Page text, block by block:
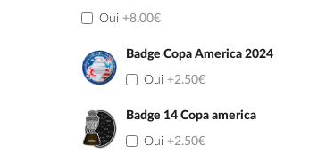
Oui +8.00€
Badge Copa America 2024
Oui +2.50€
Badge 14 Copa america
Oui +2.50€